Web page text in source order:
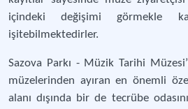
içindeki değişimi görmekle
işitebilmektedirler.
Sazova Parkı - Müzik Tarihi
müzelerinden ayıran en önemli
alanı dışında bir de tecrübe